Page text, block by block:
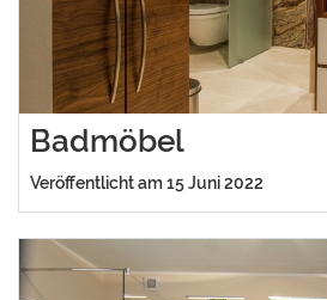
Badmöbel
Veröffentlicht am 15 Juni 2022